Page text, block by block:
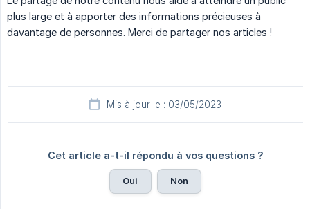
plus large et à apporter des informations précieuses à
davantage de personnes. Merci de partager nos articles !
Mis à jour le : 03/05/2023
Cet article a-t-il répondu à vos questions ?
Oui Non